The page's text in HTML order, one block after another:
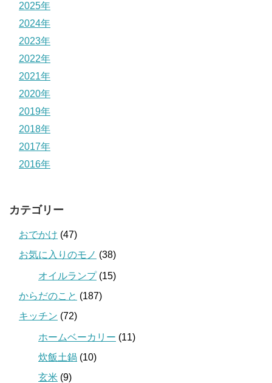
2025年
2024年
2023年
2022年
2021年
2020年
2019年
2018年
2017年
2016年
カテゴリー
おでかけ (47)
お気に入りのモノ (38)
オイルランプ(15)
からだのこと (187)
キッチン (72)
ホームベーカリー (11)
炊飯土鍋 (10)
玄米 (9)